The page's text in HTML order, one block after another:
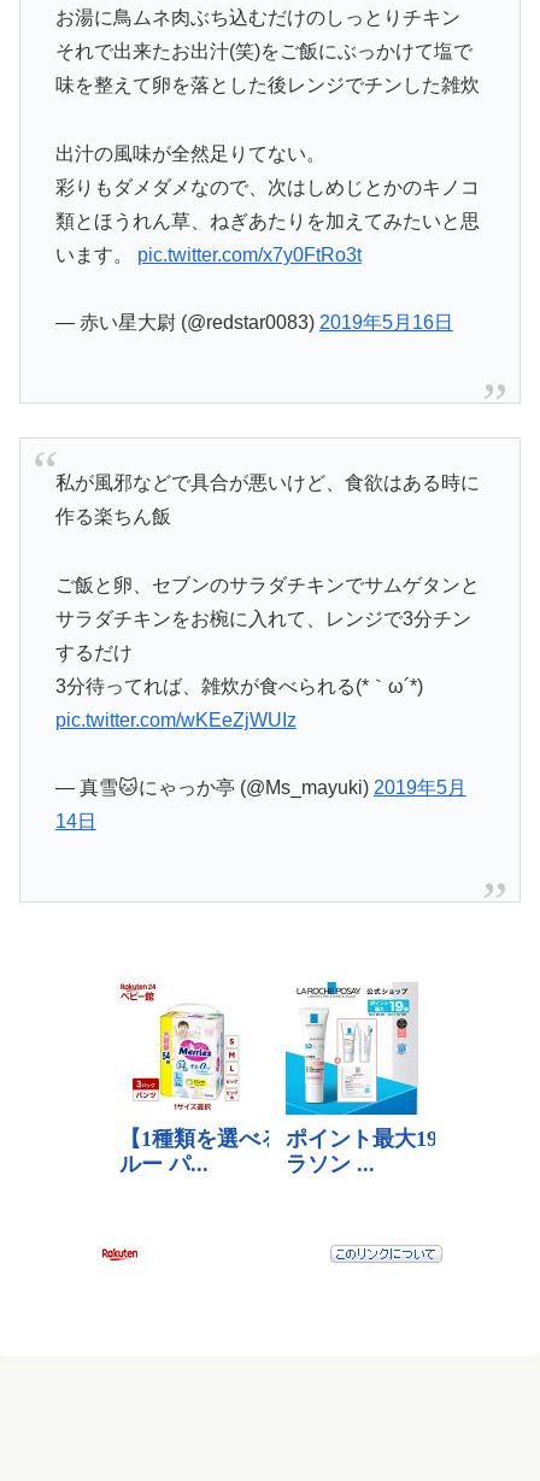
お湯に鳥ムネ肉ぶち込むだけのしっとりチキン
それで出来たお出汁(笑)をご飯にぶっかけて塩で
味を整えて卵を落とした後レンジでチンした雑炊
出汁の風味が全然足りてない。
彩りもダメダメなので、次はしめじとかのキノコ
類とほうれん草、ねぎあたりを加えてみたいと思
います。 pic.twitter.com/x7y0FtRo3t
— 赤い星大尉 (@redstar0083) 2019年5月16日
私が風邪などで具合が悪いけど、食欲はある時に
作る楽ちん飯
ご飯と卵、セブンのサラダチキンでサムゲタンと
サラダチキンをお椀に入れて、レンジで3分チン
するだけ
3分待ってれば、雑炊が食べられる(*｀ω´*)
pic.twitter.com/wKEeZjWUIz
— 真雪🐱にゃっか亭 (@Ms_mayuki) 2019年5月
14日